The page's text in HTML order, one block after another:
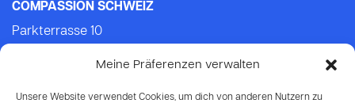
Meine Präferenzen verwalten
Unsere Website verwendet Cookies, um dich von anderen Nutzern zu
COMPASSION SCHWEIZ
Parkterrasse 10
Tel.: +41 (0)31 552 21 21 (Mo-Do: 9.00-14.00)
E-mail:info@compassion.ch